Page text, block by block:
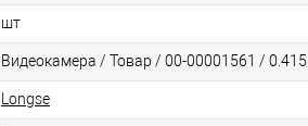
шт
Видеокамера / Товар / 00-00001561 / 0.415
Longse